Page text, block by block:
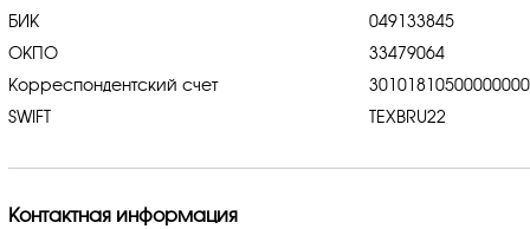
БИК
049133845
ОКПО
33479064
Корреспондентский счет
SWIFT
TEXBRU22
Контактная информация